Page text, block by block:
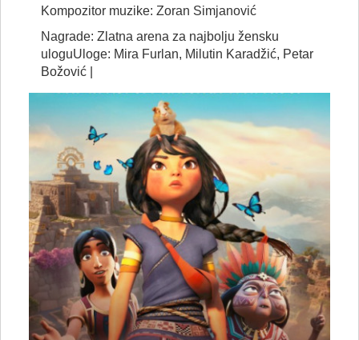
Kompozitor muzike: Zoran Simjanović
Nagrade: Zlatna arena za najbolju žensku
uloguUloge: Mira Furlan, Milutin Karadžić, Petar
Božović |